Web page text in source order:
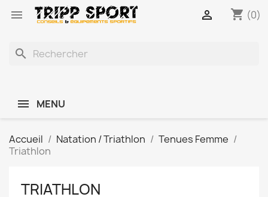
 shopping_cart (0)

search
MENU
Accueil Natation / Triathlon
Tenues Femme
Triathlon
TRIATHLON